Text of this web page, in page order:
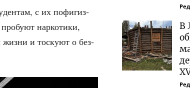
с их пофи­гиз­
нар­ко­ти­ки,
жиз­ни и тос­ку­ют о без­
В